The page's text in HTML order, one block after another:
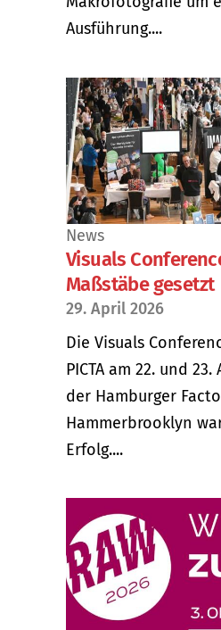
Ausführung....
News
Visuals
Maßstäbe gesetzt
29. April 2026
Die Visuals
PICTA am 22. und
der Hamburger
Hammerbrooklyn
Erfolg....